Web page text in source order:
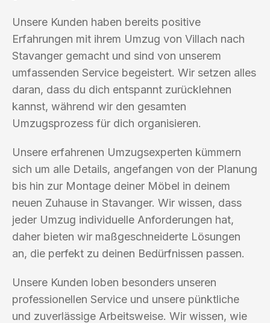
Unsere Kunden haben bereits positive
Erfahrungen mit ihrem Umzug von Villach nach
Stavanger gemacht und sind von unserem
umfassenden Service begeistert. Wir setzen alles
daran, dass du dich entspannt zurücklehnen
kannst, während wir den gesamten
Umzugsprozess für dich organisieren.
Unsere erfahrenen Umzugsexperten kümmern
sich um alle Details, angefangen von der Planung
bis hin zur Montage deiner Möbel in deinem
neuen Zuhause in Stavanger. Wir wissen, dass
jeder Umzug individuelle Anforderungen hat,
daher bieten wir maßgeschneiderte Lösungen
an, die perfekt zu deinen Bedürfnissen passen.
Unsere Kunden loben besonders unseren
professionellen Service und unsere pünktliche
und zuverlässige Arbeitsweise. Wir wissen, wie